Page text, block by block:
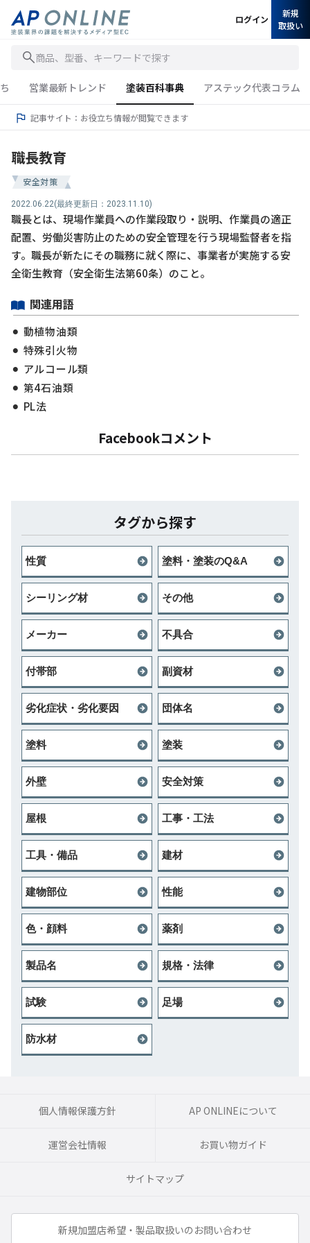
商品、型番、キーワードで探す
ログイン
新規
取扱い
営業最新トレンド 塗装百科事典 アステック代表コラム
記事サイト：お役立ち情報が閲覧できます
職長教育
安全対策
2022.06.22(最終更新日：2023.11.10)
職長とは、現場作業員への作業段取り・説明、作業員の適正
配置、労働災害防止のための安全管理を行う現場監督者を指
す。職長が新たにその職務に就く際に、事業者が実施する安
全衛生教育（安全衛生法第60条）のこと。
関連用語
動植物油類
特殊引火物
アルコール類
第4石油類
PL法
Facebookコメント
タグから探す
性質 塗料・塗装のQ&A
シーリング材 その他
メーカー 不具合
付帯部 副資材
劣化症状・劣化要因 団体名
塗料 塗装
外壁 安全対策
屋根 工事・工法
工具・備品 建材
建物部位 性能
色・顔料 薬剤
製品名 規格・法律
試験 足場
防水材
個人情報保護方針 AP ONLINEについて
運営会社情報 お買い物ガイド
サイトマップ
新規加盟店希望・製品取扱いのお問い合わせ